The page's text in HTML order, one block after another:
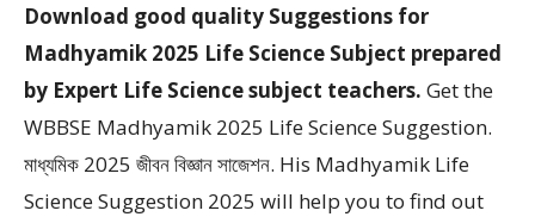
Download good quality Suggestions for
Madhyamik 2025 Life Science Subject prepared
by Expert Life Science subject teachers. Get the
WBBSE Madhyamik 2025 Life Science Suggestion.
মাধ্যমিক 2025 জীবন বিজ্ঞান সাজেশন. His Madhyamik Life
Science Suggestion 2025 will help you to find out